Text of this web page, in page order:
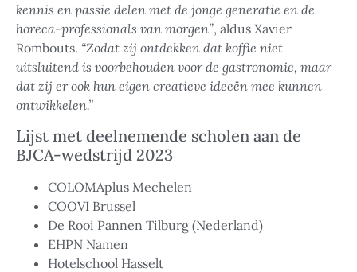
kennis en passie delen met de jonge generatie en de
horeca-professionals van morgen”, aldus Xavier
Rombouts. “Zodat zij ontdekken dat koffie niet
uitsluitend is voorbehouden voor de gastronomie, maar
dat zij er ook hun eigen creatieve ideeën mee kunnen
ontwikkelen.”
Lijst met deelnemende scholen aan de
BJCA-wedstrijd 2023
COLOMAplus Mechelen
COOVI Brussel
De Rooi Pannen Tilburg (Nederland)
EHPN Namen
Hotelschool Hasselt